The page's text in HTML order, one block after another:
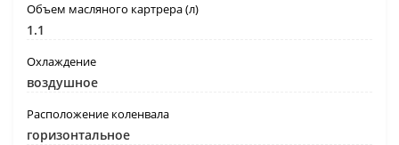
Объем масляного картрера (л)
1.1
Охлаждение
воздушное
Расположение коленвала
горизонтальное